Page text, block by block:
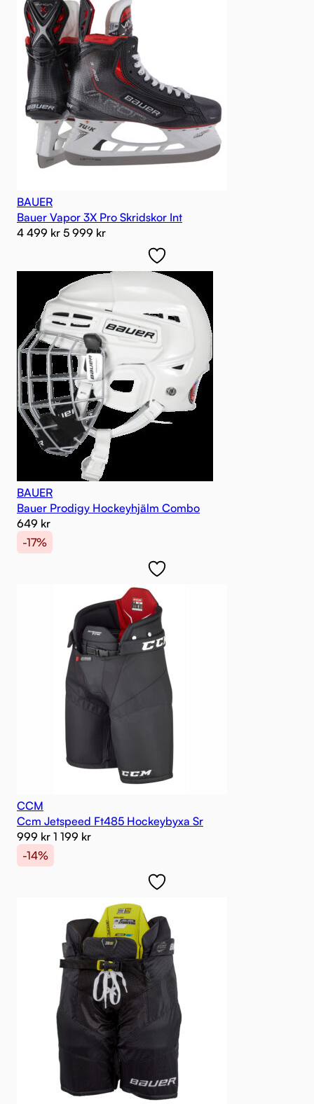
BAUER
Bauer Vapor 3X Pro Skridskor Int
4 499 kr 5 999 kr
BAUER
Bauer Prodigy Hockeyhjälm Combo
649 kr
-17%
CCM
Ccm Jetspeed Ft485 Hockeybyxa Sr
999 kr 1 199 kr
-14%